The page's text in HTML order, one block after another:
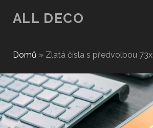
ALL DECO
Domů » Zlatá čísla s předvolbou 73x